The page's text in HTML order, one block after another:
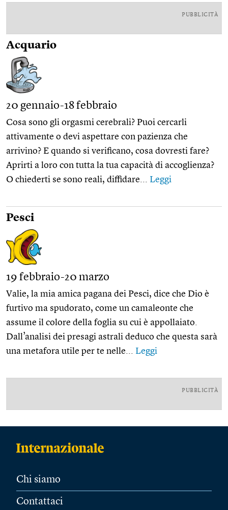
PUBBLICITÀ
Acquario
20 gennaio-18 febbraio
Cosa sono gli orgasmi cerebrali? Puoi cercarli
attivamente o devi aspettare con pazienza che
arrivino? E quando si verificano, cosa dovresti fare?
Aprirti a loro con tutta la tua capacità di accoglienza?
O chiederti se sono reali, diffidare... Leggi
Pesci
19 febbraio-20 marzo
Valie, la mia amica pagana dei Pesci, dice che Dio è
furtivo ma spudorato, come un camaleonte che
assume il colore della foglia su cui è appollaiato.
Dall’analisi dei presagi astrali deduco che questa sarà
una metafora utile per te nelle... Leggi
PUBBLICITÀ
Chi siamo
Contattaci